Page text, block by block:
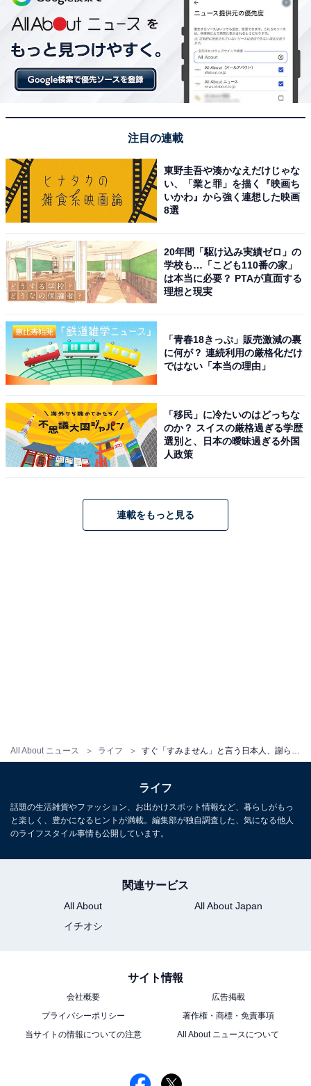
All About ニュース ライフ
なぜパリ五輪会場のトイレには「便座」がなか
ったのか。日本と異なる、フランスの「衝撃ト
イレ事情」
注目の連載
東野圭吾や湊かなえだけじゃな
い、「業と罪」を描く『映画ち
いかわ』から強く連想した映画
8選
20年間「駆け込み実績ゼロ」の
学校も…「こども110番の家」
は本当に必要？ PTAが直面する
理想と現実
「青春18きっぷ」販売激減の裏
に何が？ 連続利用の厳格化だけ
ではない「本当の理由」
「移民」に冷たいのはどっちな
のか？ スイスの厳格過ぎる学歴
選別と、日本の曖昧過ぎる外国
人政策
連載をもっと見る
ライフ
話題の生活雑貨やファッション、お出かけスポット情報など、暮らしがもっ
と楽しく、豊かになるヒントが満載。編集部が独自調査した、気になる他人
のライフスタイル事情も公開しています。
関連サービス
All About
All About Japan
イチオシ
サイト情報
会社概要
広告掲載
プライバシーポリシー
著作権・商標・免責事項
当サイトの情報についての注意
All About ニュースについて